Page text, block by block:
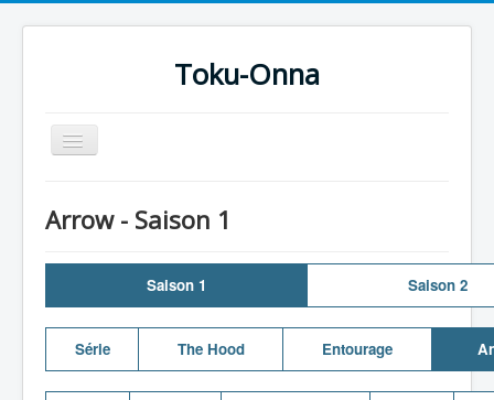
Toku-Onna
Basculer
la
Toku-Actrices
Toku-Critiques
Séries
Films
Arrow - Saison 1
Saison 1 Saison 2
Série The Hood Entourage